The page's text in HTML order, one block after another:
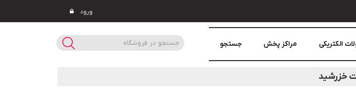
ورود
الکتریکی مراکز پخش جستجو
خزرشید